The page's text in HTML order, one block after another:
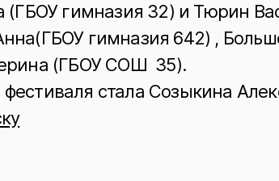
(ГБОУ гимназия 32) и Тюрин
гимназия 642) ,
(ГБОУ СОШ 35).
стала Созыкина